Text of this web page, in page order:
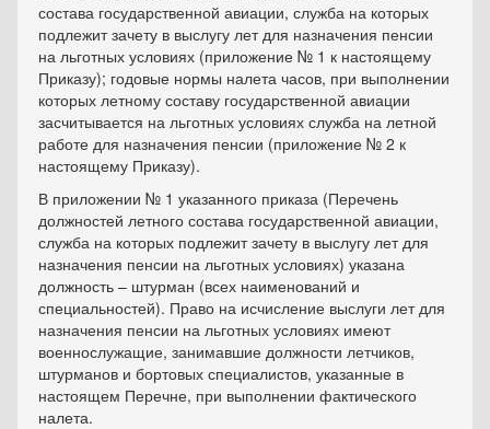
состава государственной авиации, служба на которых
подлежит зачету в выслугу лет для назначения пенсии
на льготных условиях (приложение № 1 к настоящему
Приказу); годовые нормы налета часов, при выполнении
которых летному составу государственной авиации
засчитывается на льготных условиях служба на летной
работе для назначения пенсии (приложение № 2 к
настоящему Приказу).
В приложении № 1 указанного приказа (Перечень
должностей летного состава государственной авиации,
служба на которых подлежит зачету в выслугу лет для
назначения пенсии на льготных условиях) указана
должность – штурман (всех наименований и
специальностей). Право на исчисление выслуги лет для
назначения пенсии на льготных условиях имеют
военнослужащие, занимавшие должности летчиков,
штурманов и бортовых специалистов, указанные в
настоящем Перечне, при выполнении фактического
налета.